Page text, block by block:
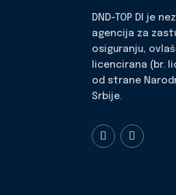
DND-TOP DI je
agencija za
osiguranju,
licencirana (br.
od strane
Srbije.